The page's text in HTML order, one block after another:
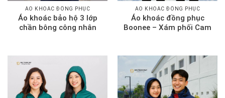
ÁO KHOÁC ĐỒNG PHỤC
Áo khoác bảo hộ 3 lớp
chần bông công nhân
ÁO KHOÁC ĐỒNG PHỤC
Áo khoác đồng phục
Boonee – Xám phối Cam